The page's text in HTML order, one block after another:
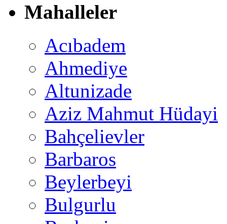
Mahalleler
Acıbadem
Ahmediye
Altunizade
Aziz Mahmut Hüdayi
Bahçelievler
Barbaros
Beylerbeyi
Bulgurlu